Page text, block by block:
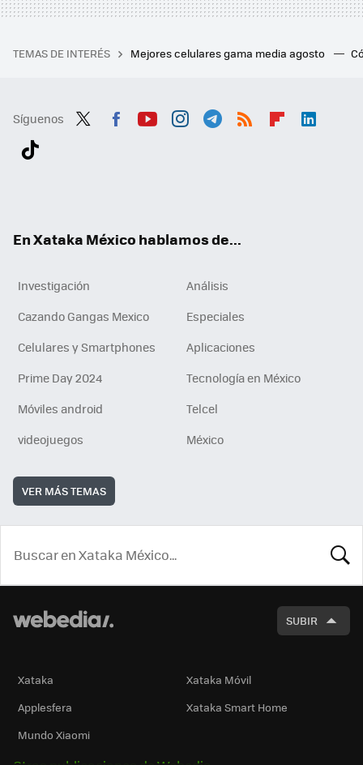
TEMAS DE INTERÉS Mejores celulares gama media agosto
Síguenos
En Xataka México hablamos de...
Investigación
Análisis
Cazando Gangas Mexico
Especiales
Celulares y Smartphones
Aplicaciones
Prime Day 2024
Tecnología en México
Móviles android
Telcel
videojuegos
México
VER MÁS TEMAS
SUBIR
Xataka
Xataka Móvil
Applesfera
Xataka Smart Home
Mundo Xiaomi